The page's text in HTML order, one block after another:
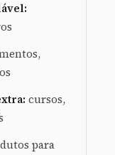
cursos,
para